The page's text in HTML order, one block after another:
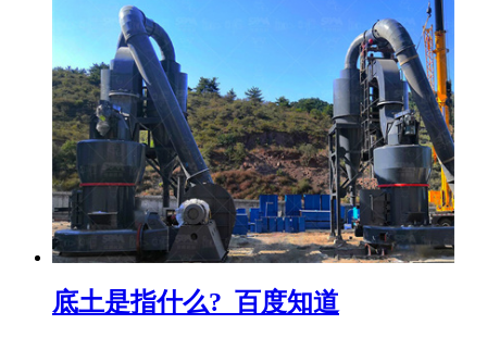
底土是指什么?_百度知道